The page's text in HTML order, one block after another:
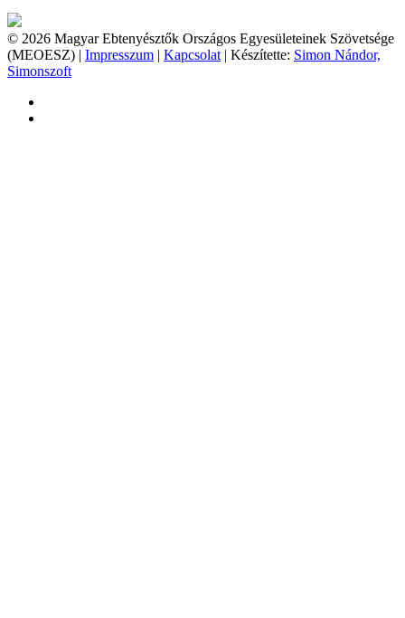
© 2026 Magyar Ebtenyésztők Országos Egyesületeinek Szövetsége
(MEOESZ) | Impresszum | Kapcsolat | Készítette: Simon Nándor,
Simonszoft